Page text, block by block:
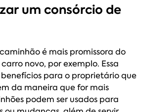
um consórcio de
é mais promissora do
novo, por exemplo. Essa
para o proprietário que
da maneira que for mais
podem ser usados para